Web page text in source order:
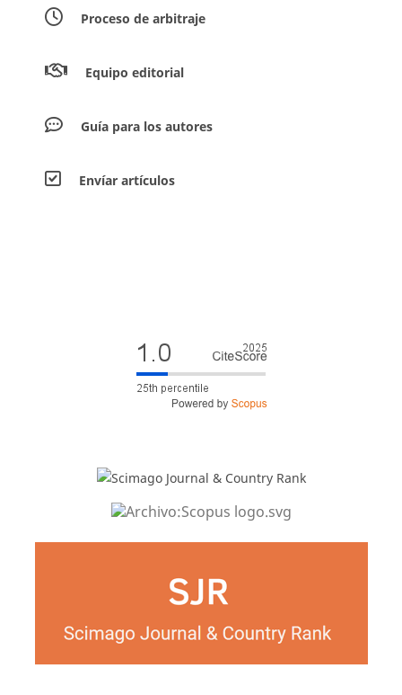
Proceso de arbitraje
Equipo editorial
Guía para los autores
Envíar artículos